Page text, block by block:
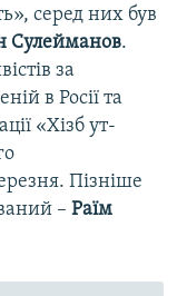
серед них був
Сулейманов.
за
в Росії та
«Хізб ут-
Пізніше
– Раїм